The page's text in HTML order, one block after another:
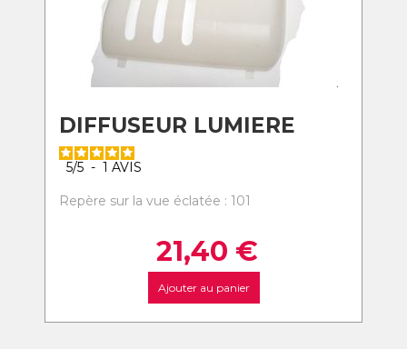
DIFFUSEUR LUMIERE
5/5 - 1 AVIS
Repère sur la vue éclatée : 101
21,40 €
Ajouter au panier